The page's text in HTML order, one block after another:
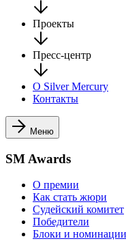
Проекты
Пресс-центр
О Silver Mercury
Контакты
Меню
SM Awards
О премии
Как стать жюри
Судейский комитет
Победители
Блоки и номинации